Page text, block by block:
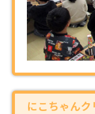
にこちゃんク